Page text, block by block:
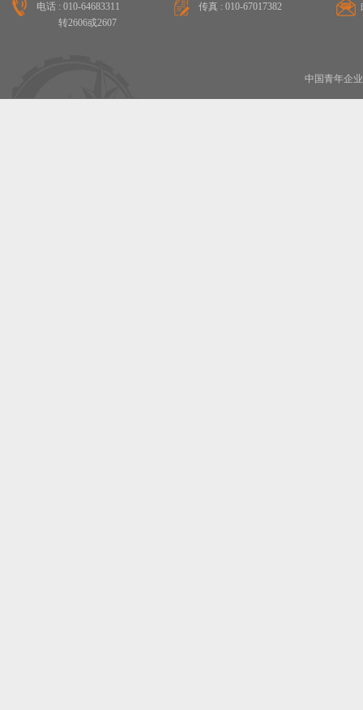
电话 : 010-64683311
转2606或2607
传真 : 010-67017382
中国青年企